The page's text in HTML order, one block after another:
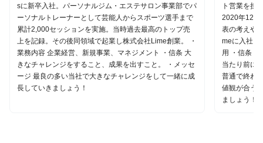
sに新卒入社。パーソナルジム・エステサロン事業部でパ
ーソナルトレーナーとして芸能人からスポーツ選手まで
累計2,000セッションを実施。当時過去最高のトップ売
上を記録。その後同領域で起業し株式会社Lime創業。 ・
業務内容 企業経営、新規事業、マネジメント ・信条 大
きなチャレンジをすること、成果を出すこと。 ・メッセ
ージ 最良の多い当社で大きなチャレンジをして一緒に成
長していきましょう！
ト営業を担
2020年12月
表の考えや
meに入社
用 ・信条
当たり前に
普通で終わ
値観が合う
ましょう！